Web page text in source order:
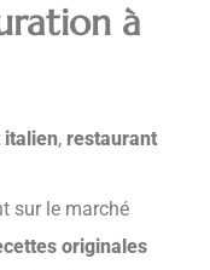
à
italien, restaurant
sur le marché
originales